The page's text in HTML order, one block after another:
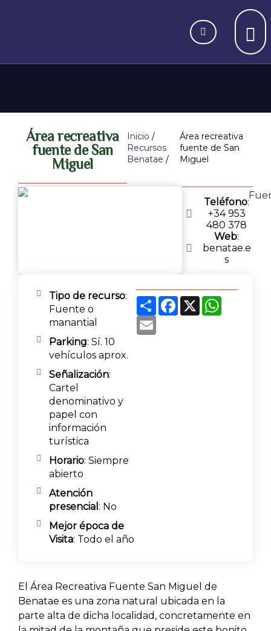
Área recreativa
fuente de San
Miguel
Inicio /
Recursos
Benatae /
Área recreativa
fuente de San
Miguel
Teléfono:
+34 953
480 378
Web:
benatae.e
s
Tipo de recurso:
Fuente o
manantial
Parking: Sí. 10
vehículos aprox.
Señalización:
Cartel
denominativo y
papel con
información
turística
Horario: Siempre
abierto
Atención
presencial : No
Mejor época de
Visita: Todo el año
ShareFacebook
X
El Área Recreativa Fuente San Miguel de
Benatae es una zona natural ubicada en la
parte alta de dicha localidad, concretamente en